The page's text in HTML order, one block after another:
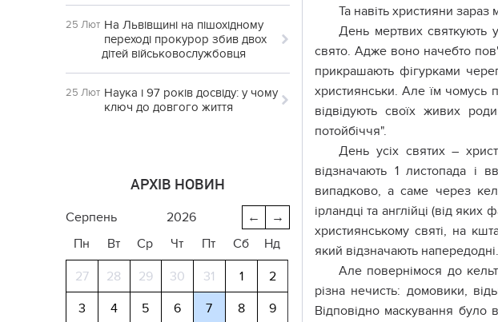
25 Лют На Львівщині на пішохідному
переході прокурор збив двох
дітей військовослужбовця
25 Лют Наука і 97 років досвіду: у чому
ключ до довгого життя
АРХІВ НОВИН
→
←
серпень
2026
Пн
Вт Ср Чт Пт Сб Нд
27 28 29 30 31 1
2
3
4 5 6 7 8
9
Та навіть християни
День мертвих святкують
свято. Адже воно начебто
прикрашають фігурками
християнськи. Але їм чомусь
відвідують своїх живих
потойбіччя".
День усіх святих –
відзначають 1 листопада і
випадково, а саме через
ірландці та англійці (від
християнському святі, на
який відзначають напередодні.
Але повернімося до
різна нечисть: домовики,
Відповідно маскування